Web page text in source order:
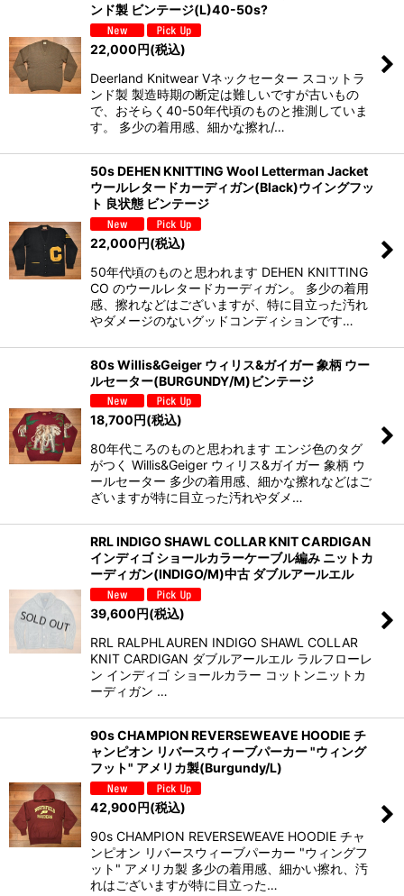
ンド製 ビンテージ(L)40-50s?
22,000円(税込)
Deerland Knitwear Vネックセーター スコットラ
ンド製 製造時期の断定は難しいですが古いもの
で、おそらく40-50年代頃のものと推測していま
す。 多少の着用感、細かな擦れ/…
50s DEHEN KNITTING Wool Letterman Jacket
ウールレタードカーディガン(Black)ウイングフッ
ト 良状態 ビンテージ
22,000円(税込)
50年代頃のものと思われます DEHEN KNITTING
CO のウールレタードカーディガン。 多少の着用
感、擦れなどはございますが、特に目立った汚れ
やダメージのないグッドコンディションです…
80s Willis&Geiger ウィリス&ガイガー 象柄 ウー
ルセーター(BURGUNDY/M)ビンテージ
18,700 円(税込)
80年代ころのものと思われます エンジ色のタグ
がつく Willis&Geiger ウィリス&ガイガー 象柄 ウ
ールセーター 多少の着用感、細かな擦れなどはご
ざいますが特に目立った汚れやダメ…
RRL INDIGO SHAWL COLLAR KNIT CARDIGAN
インディゴ ショールカラーケーブル編み ニットカ
ーディガン(INDIGO/M)中古 ダブルアールエル
39,600円(税込)
RRL RALPHLAUREN INDIGO SHAWL COLLAR
KNIT CARDIGAN ダブルアールエル ラルフローレ
ン インディゴ ショールカラー コットンニットカ
ーディガン …
90s CHAMPION REVERSEWEAVE HOODIE チ
ャンピオン リバースウィーブパーカー "ウィング
フット" アメリカ製(Burgundy/L)
42,900円(税込)
90s CHAMPION REVERSEWEAVE HOODIE チャ
ンピオン リバースウィーブパーカー "ウィングフ
ット" アメリカ製 多少の着用感、細かい擦れ、汚
れはございますが特に目立った…